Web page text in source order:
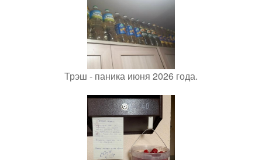
Трэш - паника июня 2026 года.